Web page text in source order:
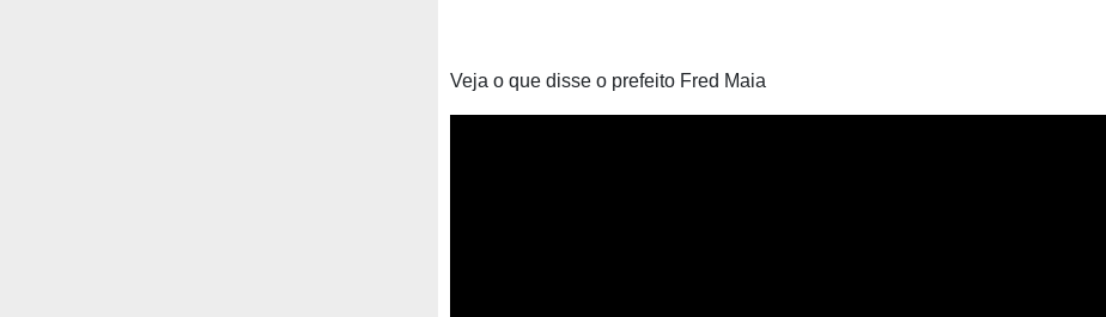
Veja o que disse o prefeito Fred Maia